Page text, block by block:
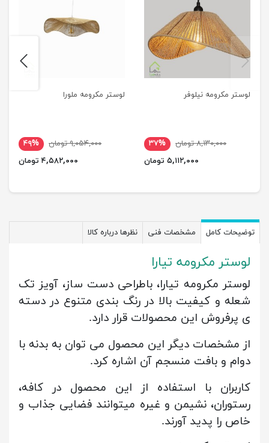
لوستر مکرومه نیلوفر
۸,۱۳۰,۰۰۰ تومان
۳۷%
۵,۱۱۲,۰۰۰ تومان
لوستر مکرومه ملورا
۹,۰۵۴,۰۰۰ تومان
۴۹%
۴,۵۸۲,۰۰۰ تومان
previus
توضیحات کامل مشخصات فنی نظرها درباره کالا
لوستر مکرومه تیارا
لوستر مکرومه تیارا، باطراحی دست ساز، آویز تک
شعله و کیفیت بالا در رنگ بندی متنوع در دسته
ی پرفروش این محصولات قرار دارد.
از مشخصات دیگر این محصول می توان به بدنه با
دوام و بافت منسجم آن اشاره کرد.
کاربران با استفاده از این محصول در کافه،
رستوران، نشیمن و غیره میتوانند فضایی جذاب و
خاص را پدید آورند.